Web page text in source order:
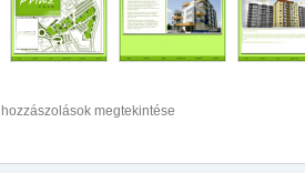
hozzászolások megtekintése